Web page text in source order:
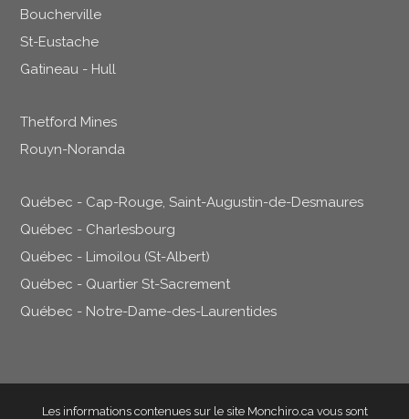
Boucherville
St-Eustache
Gatineau - Hull
Thetford Mines
Rouyn-Noranda
Québec - Cap-Rouge, Saint-Augustin-de-Desmaures
Québec - Charlesbourg
Québec - Limoilou (St-Albert)
Québec - Quartier St-Sacrement
Québec - Notre-Dame-des-Laurentides
Les informations contenues sur le site Monchiro.ca vous sont